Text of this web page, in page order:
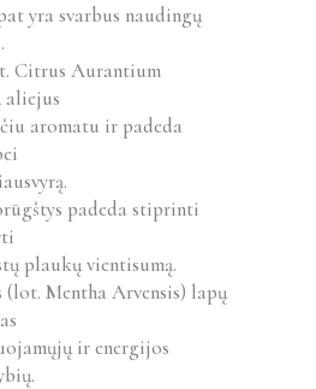
yra svarbus naudingų
Citrus Aurantium
aliejus
aromatu ir padeda
padeda stiprinti
plaukų vientisumą.
(lot. Mentha Arvensis) lapų
ir energijos